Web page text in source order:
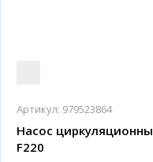
Артикул: 979523864
Насос
F220